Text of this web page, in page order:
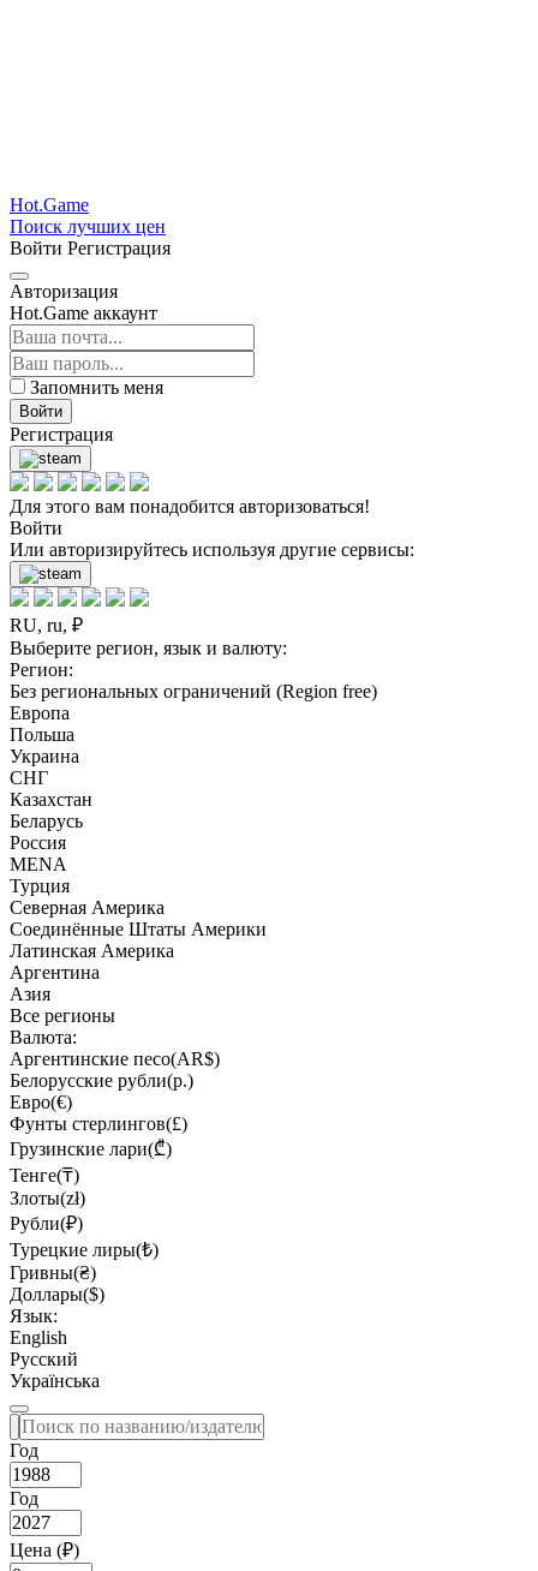
Hot.Game
Поиск лучших цен
Войти Регистрация
Авторизация
Hot.Game аккаунт
Запомнить меня
Войти
Регистрация
Для этого вам понадобится авторизоваться!
Войти
Или авторизируйтесь используя другие сервисы:
RU, ru, ₽
Выберите регион, язык и валюту:
Регион:
Без региональных ограничений (Region free)
Европа
Польша
Украина
СНГ
Казахстан
Беларусь
Россия
MENA
Турция
Северная Америка
Соединённые Штаты Америки
Латинская Америка
Аргентина
Азия
Все регионы
Валюта:
Аргентинские песо(AR$)
Белорусские рубли(р.)
Евро(€)
Фунты стерлингов(£)
Грузинские лари(₾)
Тенге(₸)
Злоты(zł)
Рубли(₽)
Турецкие лиры(₺)
Гривны(₴)
Доллары($)
Язык:
English
Русский
Українська
Год
Год
Цена (₽)